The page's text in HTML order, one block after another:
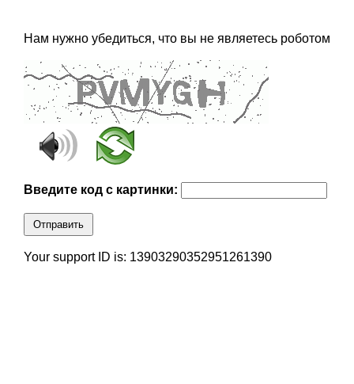
Нам нужно убедиться, что вы не являетесь роботом
Введите код с картинки:
Отправить
Your support ID is: 13903290352951261390